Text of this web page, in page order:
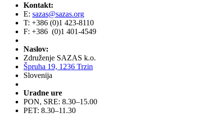
Kontakt:
E: sazas@sazas.org
T: +386 (0)1 423-8110
F: +386 (0)1 401-4549
Naslov:
Združenje SAZAS k.o.
Špruha 19, 1236 Trzin
Slovenija
Uradne ure
PON, SRE: 8.30–15.00
PET: 8.30–11.30